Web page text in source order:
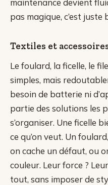
maintenance devient
pas magique, c’est juste
Textiles et
Le foulard, la ficelle, le
simples, mais
besoin de batterie ni
partie des solutions les
s’organiser. Une ficelle
ce qu’on veut. Un
on cache un défaut, ou
couleur. Leur force ?
tout, sans imposer de